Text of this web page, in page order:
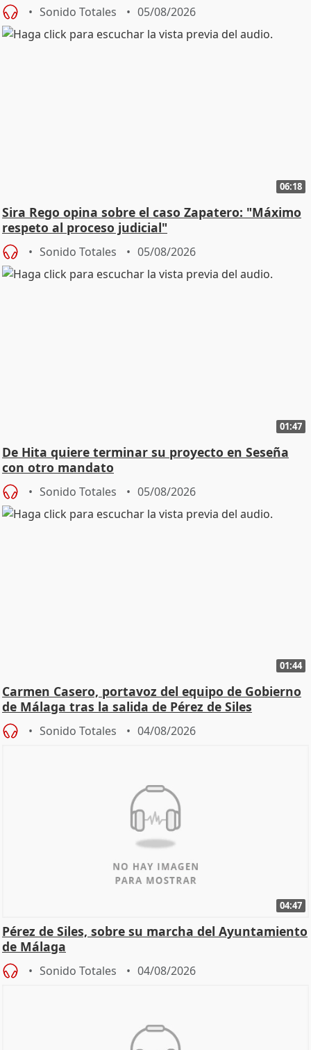
Sonido Totales 05/08/2026
06:18
Sira Rego opina sobre el caso Zapatero: "Máximo
respeto al proceso judicial"
Sonido Totales 05/08/2026
01:47
De Hita quiere terminar su proyecto en Seseña
con otro mandato
Sonido Totales 05/08/2026
01:44
Carmen Casero, portavoz del equipo de Gobierno
de Málaga tras la salida de Pérez de Siles
Sonido Totales 04/08/2026
04:47
Pérez de Siles, sobre su marcha del Ayuntamiento
de Málaga
Sonido Totales 04/08/2026